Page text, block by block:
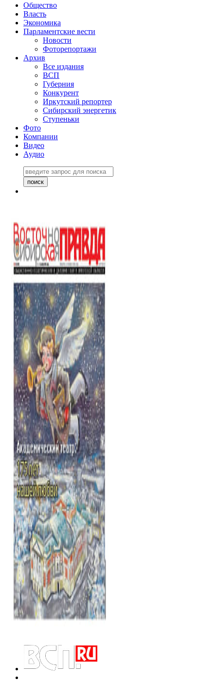
Общество
Власть
Экономика
Парламентские вести
Новости
Фоторепортажи
Архив
Все издания
ВСП
Губерния
Конкурент
Иркутский репортер
Сибирский энергетик
Ступеньки
Фото
Компании
Видео
Аудио